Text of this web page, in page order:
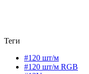
Теги
#120 шт/м
#120 шт/м RGB